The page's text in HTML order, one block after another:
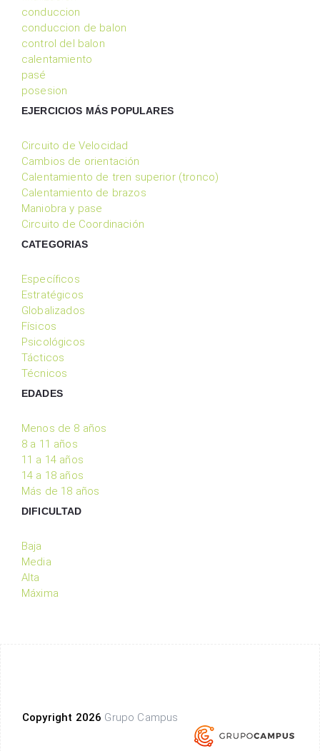
conduccion
conduccion de balon
control del balon
calentamiento
pasé
posesion
EJERCICIOS MÁS POPULARES
Circuito de Velocidad
Cambios de orientación
Calentamiento de tren superior (tronco)
Calentamiento de brazos
Maniobra y pase
Circuito de Coordinación
CATEGORIAS
Específicos
Estratégicos
Globalizados
Físicos
Psicológicos
Tácticos
Técnicos
EDADES
Menos de 8 años
8 a 11 años
11 a 14 años
14 a 18 años
Más de 18 años
DIFICULTAD
Baja
Media
Alta
Máxima
Copyright 2026 Grupo Campus